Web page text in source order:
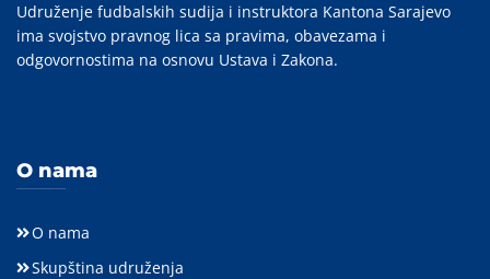
Udruženje fudbalskih sudija i instruktora Kantona Sarajevo
ima svojstvo pravnog lica sa pravima, obavezama i
odgovornostima na osnovu Ustava i Zakona.
O nama
O nama
Skupština udruženja